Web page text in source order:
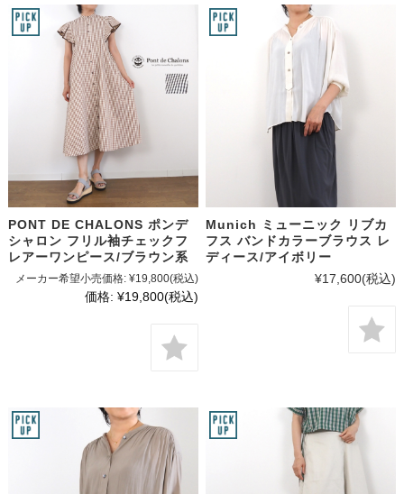
PONT DE CHALONS ポンデ
シャロン フリル袖チェックフ
レアーワンピース/ブラウン系
メーカー希望小売価格: ¥19,800(税込)
価格: ¥19,800(税込)
Munich ミューニック リブカ
フス バンドカラーブラウス レ
ディース/アイボリー
¥17,600(税込)